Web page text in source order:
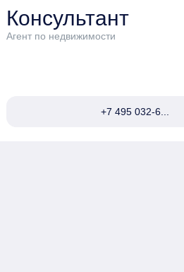
Консультант
Агент по недвижимости
+7 495 032-6...